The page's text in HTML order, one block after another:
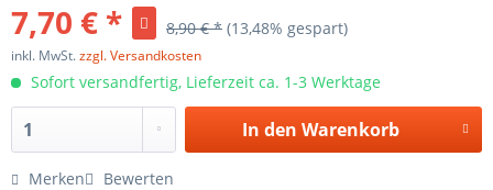
7,70 € * 8,90 € * (13,48% gespart)
inkl. MwSt.zzgl. Versandkosten
Sofort versandfertig, Lieferzeit ca. 1-3 Werktage
In den Warenkorb
Merken Bewerten